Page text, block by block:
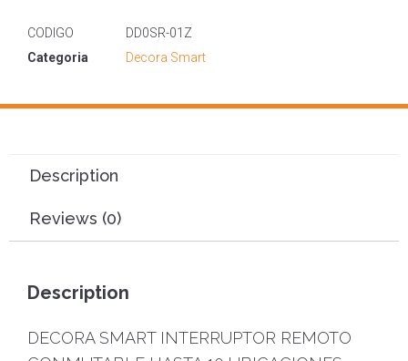
CODIGO
DD0SR-01Z
Categoria
Decora Smart
Description
Reviews (0)
Description
DECORA SMART INTERRUPTOR REMOTO